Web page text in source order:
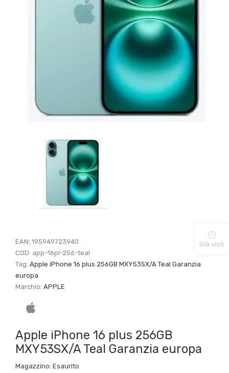
EAN:195949723940
COD: app-16pl-256-teal
Tag:Apple iPhone 16 plus 256GB MXY53SX/A Teal Garanzia
europa
Marchio:APPLE
Apple iPhone 16 plus 256GB
MXY53SX/A Teal Garanzia europa
Magazzino: Esaurito
Già visti